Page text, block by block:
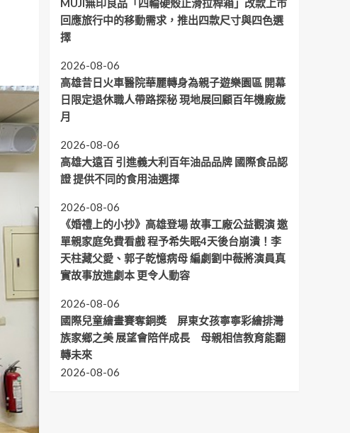
MUJI無印良品「四輪硬殼止滑拉桿箱」改款上市
回應旅行中的移動需求，推出四款尺寸與四色選
擇
2026-08-06
高雄昔日火車醫院華麗轉身為親子遊樂園區 開幕
日限定退休職人帶路探秘 現地展回顧百年機廠歲
月
2026-08-06
高雄大遠百 引進義大利百年油品品牌 國際食品認
證 提供不同的食用油選擇
2026-08-06
《婚禮上的小抄》高雄登場 故事工廠公益觀演 邀
單親家庭免費看戲 程予希失眠4天後台崩潰！李
天柱藏父愛、郭子乾憶病母 編劇劉中薇將演員真
實故事放進劇本 更令人動容
2026-08-06
國際兒童繪畫賽奪銅獎 屏東女孩寧寧彩繪排灣
族家鄉之美 展望會陪伴成長 母親相信教育能翻
轉未來
2026-08-06